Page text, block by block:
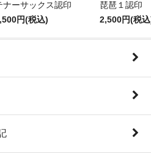
ナーサックス認印
円(税込)
琵琶１認印
2,500円(税